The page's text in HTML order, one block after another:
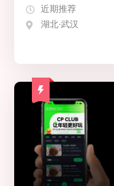
近期推荐
湖北·武汉